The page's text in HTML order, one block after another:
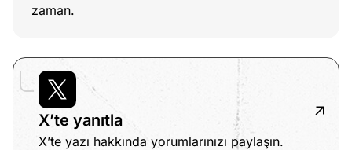
zaman.
X’te yanıtla
X’te yazı hakkında yorumlarınızı paylaşın.